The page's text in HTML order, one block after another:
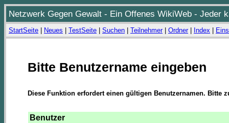
Netzwerk Gegen Gewalt - Ein Offenes WikiWeb - Jeder
StartSeite Neues TestSeite Suchen Teilnehmer| Ordner| Index
Bitte Benutzername eingeben
Diese Funktion erfordert einen gültigen Benutzernamen. Bitte
Benutzer